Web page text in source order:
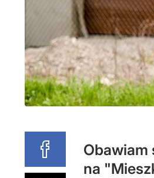
Obawiam
na